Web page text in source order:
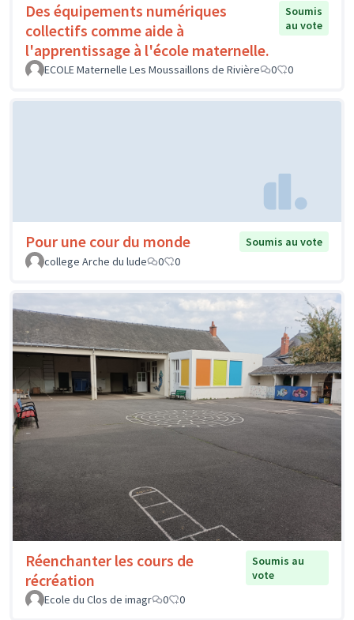
Des équipements numériques
collectifs comme aide à
l'apprentissage à l'école maternelle.
Soumis
au vote
ECOLE Maternelle Les Moussaillons de Rivière 0 0
Pour une cour du monde
Soumis au vote
college Arche du lude
0 0
Réenchanter les cours de
récréation
Soumis au
vote
Ecole du Clos de imagr
0 0